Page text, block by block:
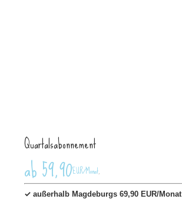
Quartalsabonnement
ab 59,90EUR/Monat,
✓ außerhalb Magdeburgs 69,90 EUR/Monat